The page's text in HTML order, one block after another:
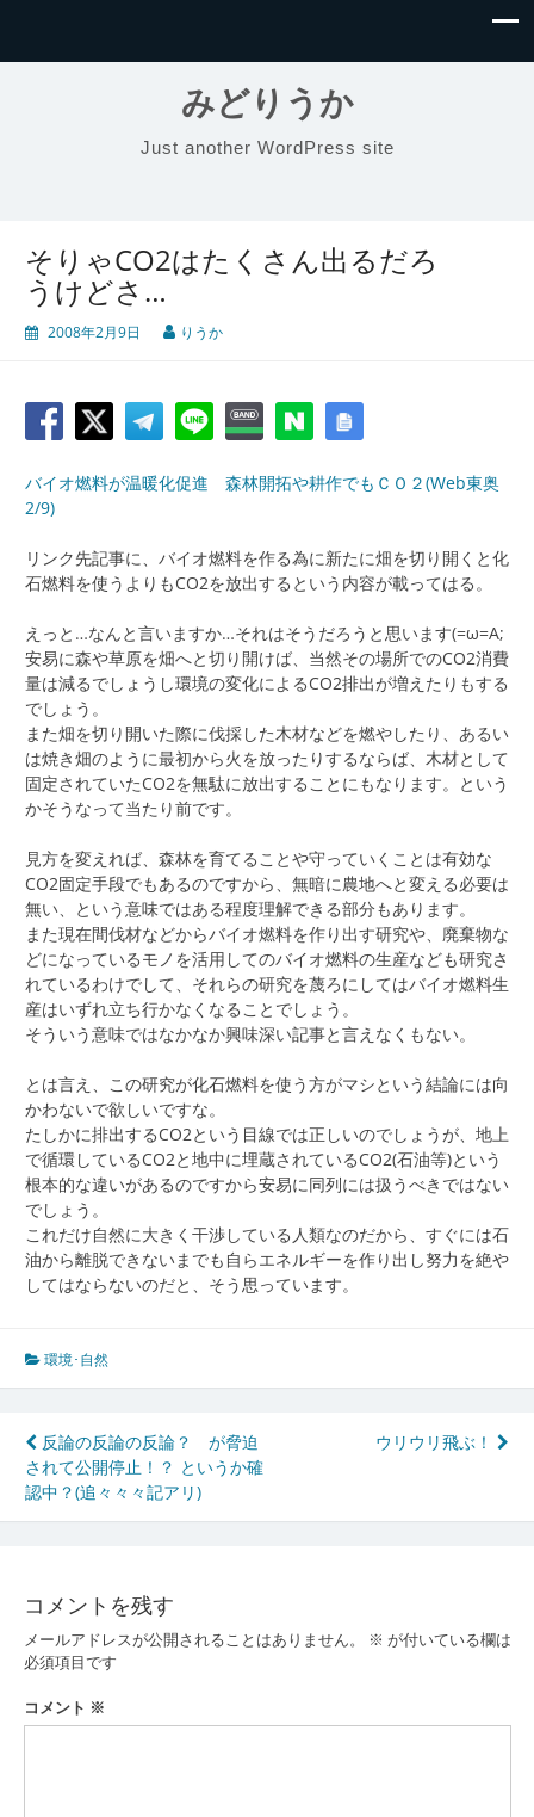
みどりうか
Just another WordPress site
そりゃCO2はたくさん出るだろ
うけどさ…
2008年2月9日 りうか
バイオ燃料が温暖化促進 森林開拓や耕作でもＣＯ２(Web東奥
2/9)
リンク先記事に、バイオ燃料を作る為に新たに畑を切り開くと化
石燃料を使うよりもCO2を放出するという内容が載ってはる。
えっと…なんと言いますか…それはそうだろうと思います(=ω=A;
安易に森や草原を畑へと切り開けば、当然その場所でのCO2消費
量は減るでしょうし環境の変化によるCO2排出が増えたりもする
でしょう。
また畑を切り開いた際に伐採した木材などを燃やしたり、あるい
は焼き畑のように最初から火を放ったりするならば、木材として
固定されていたCO2を無駄に放出することにもなります。という
かそうなって当たり前です。
見方を変えれば、森林を育てることや守っていくことは有効な
CO2固定手段でもあるのですから、無暗に農地へと変える必要は
無い、という意味ではある程度理解できる部分もあります。
また現在間伐材などからバイオ燃料を作り出す研究や、廃棄物な
どになっているモノを活用してのバイオ燃料の生産なども研究さ
れているわけでして、それらの研究を蔑ろにしてはバイオ燃料生
産はいずれ立ち行かなくなることでしょう。
そういう意味ではなかなか興味深い記事と言えなくもない。
とは言え、この研究が化石燃料を使う方がマシという結論には向
かわないで欲しいですな。
たしかに排出するCO2という目線では正しいのでしょうが、地上
で循環しているCO2と地中に埋蔵されているCO2(石油等)という
根本的な違いがあるのですから安易に同列には扱うべきではない
でしょう。
これだけ自然に大きく干渉している人類なのだから、すぐには石
油から離脱できないまでも自らエネルギーを作り出し努力を絶や
してはならないのだと、そう思っています。
環境･自然
投
稿
ナ
ゲ
ー
シ
ョ
反論の反論の反論？ が脅迫
されて公開停止！？ というか確
認中？(追々々々記アリ)
ウリウリ飛ぶ！
コメントを残す
メールアドレスが公開されることはありません。 ※ が付いている欄は
必須項目です
コメント ※